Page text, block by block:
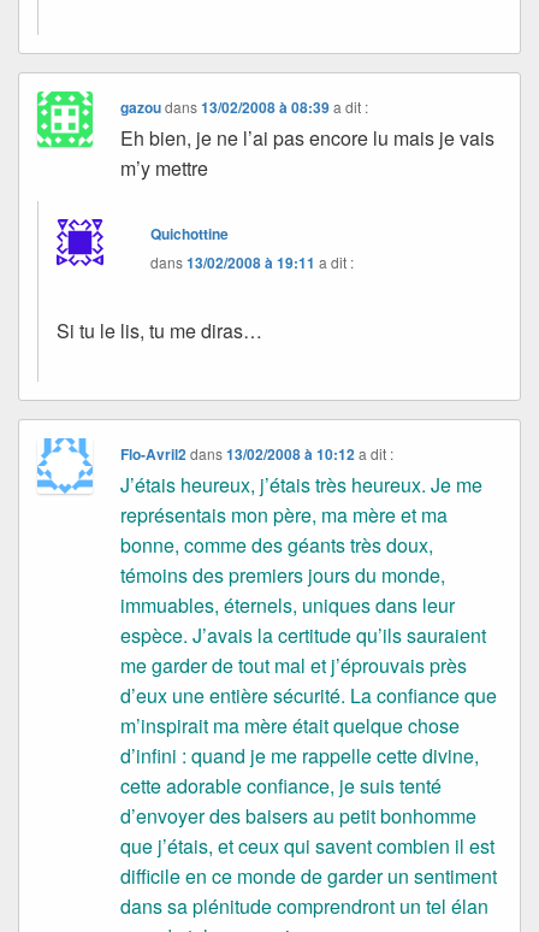
gazoudans13/02/2008 à 08:39 a dit :
Eh bien, je ne l’ai pas encore lu mais je vais
m’y mettre
Quichottine
dans13/02/2008 à 19:11 a dit :
Si tu le lis, tu me diras…
Flo-Avril2dans13/02/2008 à 10:12 a dit :
J’étais heureux, j’étais très heureux. Je me
représentais mon père, ma mère et ma
bonne, comme des géants très doux,
témoins des premiers jours du monde,
immuables, éternels, uniques dans leur
espèce. J’avais la certitude qu’ils sauraient
me garder de tout mal et j’éprouvais près
d’eux une entière sécurité. La confiance que
m’inspirait ma mère était quelque chose
d’infini : quand je me rappelle cette divine,
cette adorable confiance, je suis tenté
d’envoyer des baisers au petit bonhomme
que j’étais, et ceux qui savent combien il est
difficile en ce monde de garder un sentiment
dans sa plénitude comprendront un tel élan